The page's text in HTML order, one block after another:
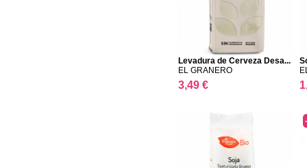
Levadura de Cerveza Desa...
EL GRANERO
3,49 €